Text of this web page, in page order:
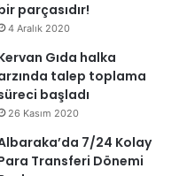
parçasıdır!
4 Aralık 2020
Gıda halka
talep toplama
başladı
26 Kasım 2020
7/24 Kolay
Transferi Dönemi